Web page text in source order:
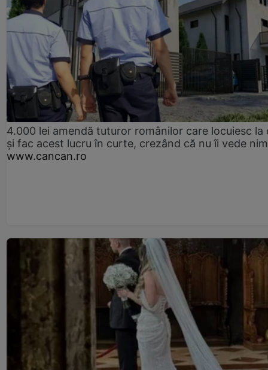
4.000 lei amendă tuturor românilor care locuiesc la
și fac acest lucru în curte, crezând că nu îi vede
www.cancan.ro